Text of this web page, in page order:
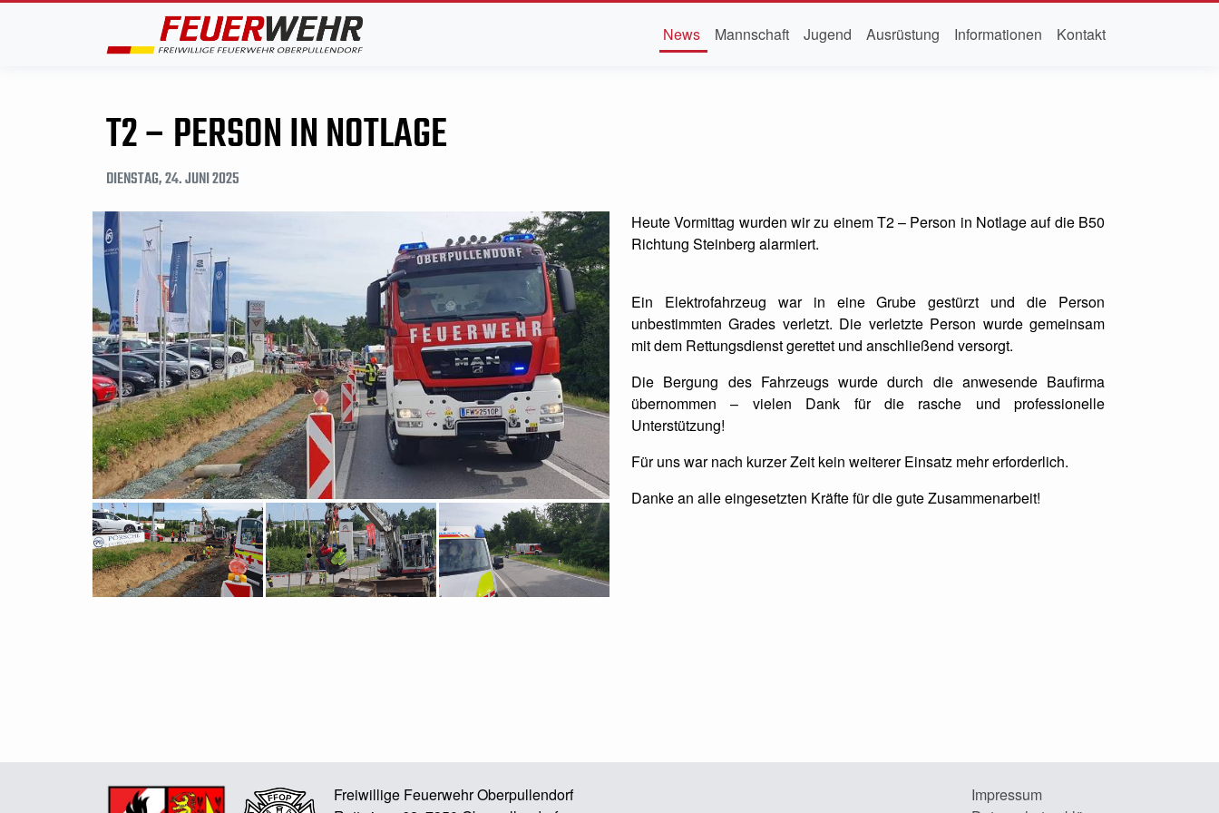
News Mannschaft Jugend Ausrüstung Informationen Kontakt
T2 – PERSON IN NOTLAGE
DIENSTAG, 24. JUNI 2025
Heute Vormittag wurden wir zu einem T2 – Person in Notlage auf die B50
Richtung Steinberg alarmiert.
Ein Elektrofahrzeug war in eine Grube gestürzt und die Person
unbestimmten Grades verletzt. Die verletzte Person wurde gemeinsam
mit dem Rettungsdienst gerettet und anschließend versorgt.
Die Bergung des Fahrzeugs wurde durch die anwesende Baufirma
übernommen – vielen Dank für die rasche und professionelle
Unterstützung!
Für uns war nach kurzer Zeit kein weiterer Einsatz mehr erforderlich.
Danke an alle eingesetzten Kräfte für die gute Zusammenarbeit!
Freiwillige Feuerwehr Oberpullendorf
Impressum